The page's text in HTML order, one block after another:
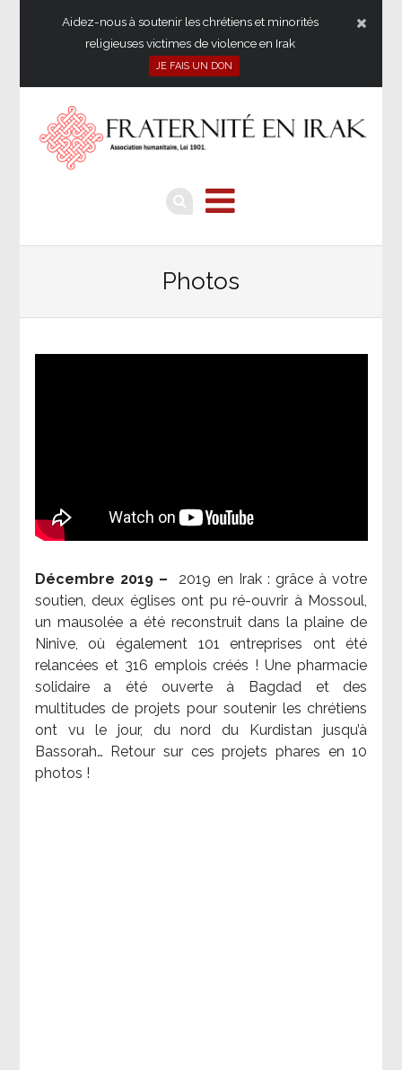
Aidez-nous à soutenir les chrétiens et minorités
religieuses victimes de violence en Irak
JE FAIS UN DON
Photos
Décembre 2019 – 2019 en Irak : grâce à votre
soutien, deux églises ont pu ré-ouvrir à Mossoul,
un mausolée a été reconstruit dans la plaine de
Ninive, où également 101 entreprises ont été
relancées et 316 emplois créés ! Une pharmacie
solidaire a été ouverte à Bagdad et des
multitudes de projets pour soutenir les chrétiens
ont vu le jour, du nord du Kurdistan jusqu’à
Bassorah… Retour sur ces projets phares en 10
photos !